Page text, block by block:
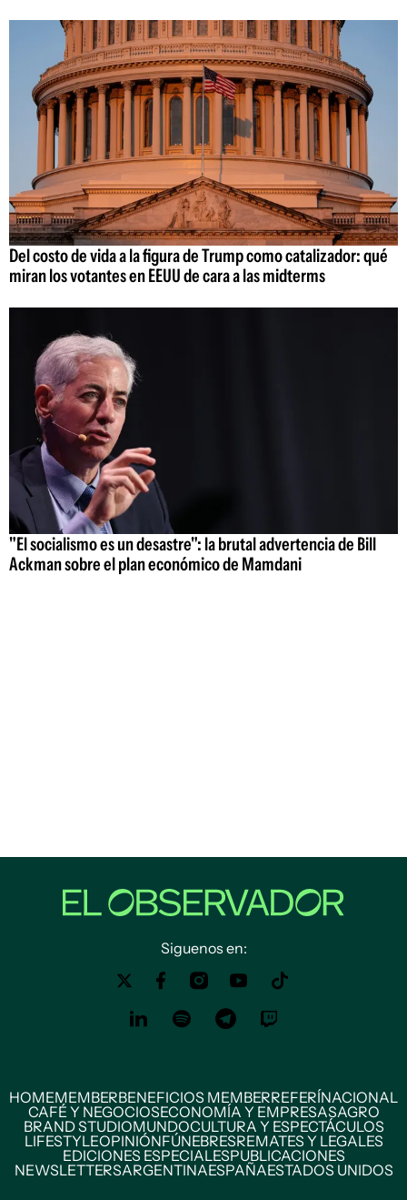
Del costo de vida a la figura de Trump como catalizador: qué
miran los votantes en EEUU de cara a las midterms
"El socialismo es un desastre": la brutal advertencia de Bill
Ackman sobre el plan económico de Mamdani
Siguenos en:
HOMEMEMBERBENEFICIOS MEMBERREFERÍNACIONAL
CAFÉ Y NEGOCIOSECONOMÍA Y EMPRESASAGRO
BRAND STUDIOMUNDOCULTURA Y ESPECTÁCULOS
LIFESTYLEOPINIÓNFÚNEBRESREMATES Y LEGALES
EDICIONES ESPECIALESPUBLICACIONES
NEWSLETTERSARGENTINAESPAÑAESTADOS UNIDOS